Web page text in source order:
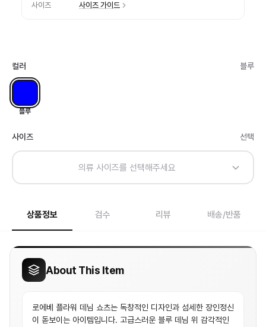
사이즈 사이즈 가이드
컬러 블루
블루
사이즈 선택
의류 사이즈를 선택해주세요
상품정보 검수 리뷰 배송/반품
About This Item
로에베 플라워 데님 쇼츠는 독창적인 디자인과 섬세한 장인정신
이 돋보이는 아이템입니다. 고급스러운 블루 데님 위 감각적인